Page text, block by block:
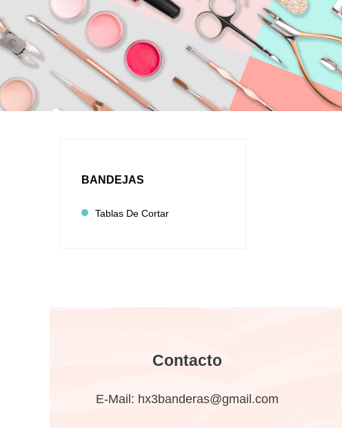
BANDEJAS
Tablas De Cortar
Contacto
E-Mail: hx3banderas@gmail.com